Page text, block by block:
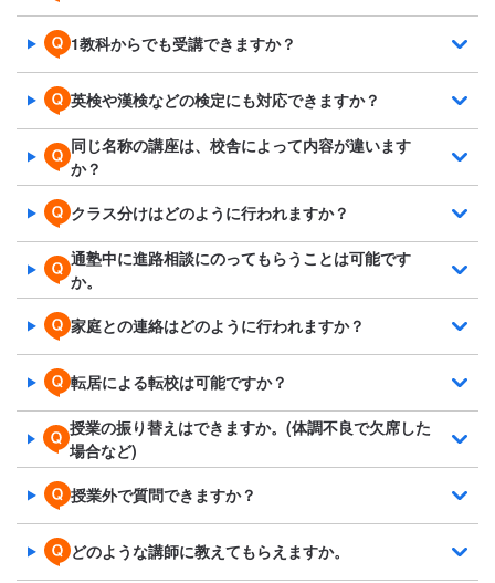
1教科からでも受講できますか？
英検や漢検などの検定にも対応できますか？
同じ名称の講座は、校舎によって内容が違います
か？
クラス分けはどのように行われますか？
通塾中に進路相談にのってもらうことは可能です
か。
家庭との連絡はどのように行われますか？
転居による転校は可能ですか？
授業の振り替えはできますか。(体調不良で欠席した
場合など)
授業外で質問できますか？
どのような講師に教えてもらえますか。